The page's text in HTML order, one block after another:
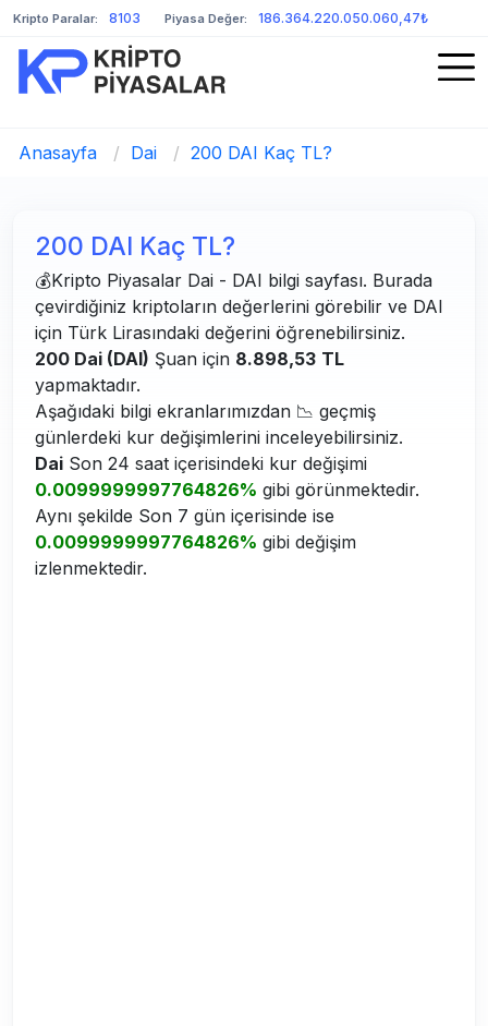
Kripto Paralar: 8103 Piyasa Değer: 186.364.220.050.060,47₺
Anasayfa / Dai / 200 DAI Kaç TL?
200 DAI Kaç TL?
💰Kripto Piyasalar Dai - DAI bilgi sayfası. Burada
çevirdiğiniz kriptoların değerlerini görebilir ve DAI
için Türk Lirasındaki değerini öğrenebilirsiniz.
200 Dai (DAI) Şuan için 8.898,53 TL
yapmaktadır.
Aşağıdaki bilgi ekranlarımızdan 📉 geçmiş
günlerdeki kur değişimlerini inceleyebilirsiniz.
Dai Son 24 saat içerisindeki kur değişimi
0.0099999997764826% gibi görünmektedir.
Aynı şekilde Son 7 gün içerisinde ise
0.0099999997764826% gibi değişim
izlenmektedir.